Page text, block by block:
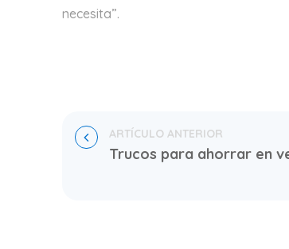
necesita”.
Trucos para ahorrar en